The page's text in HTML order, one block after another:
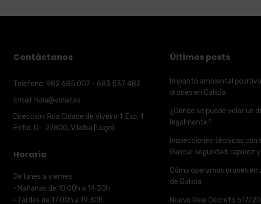
Contáctanos
Teléfono: 982 685 007 - 683 537 482
Email: hola@volair.es
Dirección: Rúa Cidade de Viveiro 1, Esc. 1,
Entlo. C - 27800, Vilalba (Lugo)
Horario
De lunes a viernes:
· Mañanas de 10:00h a 14:30h
· Tardes de 17:00h a 19:30h
Últimos posts
Impacto ambiental
drones en Galicia
¿Dónde se puede volar un
legalmente?
Inspecciones técnicas con
Galicia: seguridad, rapidez
Cómo operamos drones en
de Galicia
Nuevo Real Decreto 517/